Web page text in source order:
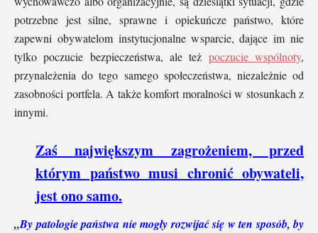
potrzebne jest silne, sprawne i opiekuńcze państwo, które
zapewni obywatelom instytucjonalne wsparcie, dające im nie
tylko poczucie bezpieczeństwa, ale też poczucie wspólnoty,
przynależenia do tego samego społeczeństwa, niezależnie od
zasobności portfela. A także komfort moralności w stosunkach z
innymi.
Zaś największym zagrożeniem, przed
którym państwo musi chronić obywateli,
jest ono samo.
„By patologie państwa nie mogły rozwijać się w ten sposób, by